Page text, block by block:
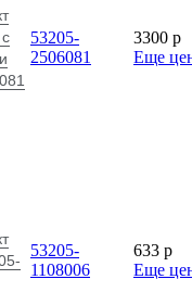
53205-
2506081
3300 p
Еще
53205-
1108006
633 p
Еще